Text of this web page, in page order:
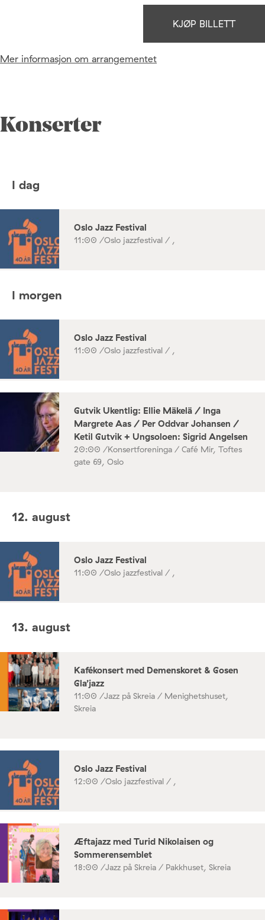
KJØP BILLETT
Mer informasjon om arrangementet
Konserter
I dag
Oslo Jazz Festival
11:00 /Oslo jazzfestival / ,
I morgen
Oslo Jazz Festival
11:00 /Oslo jazzfestival / ,
Gutvik Ukentlig: Ellie Mäkelä / Inga
Margrete Aas / Per Oddvar Johansen /
Ketil Gutvik + Ungsoloen: Sigrid Angelsen
20:00 /Konsertforeninga / Café Mir, Toftes
gate 69, Oslo
12. august
Oslo Jazz Festival
11:00 /Oslo jazzfestival / ,
13. august
Kafékonsert med Demenskoret & Gosen
Gla’jazz
11:00 /Jazz på Skreia / Menighetshuset,
Skreia
Oslo Jazz Festival
12:00 /Oslo jazzfestival / ,
Æftajazz med Turid Nikolaisen og
Sommerensemblet
18:00 /Jazz på Skreia / Pakkhuset, Skreia